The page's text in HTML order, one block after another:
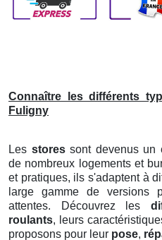
Connaître les différents
Fuligny
Les storessont devenus un
de nombreux logements et
et pratiques, ils s'adaptent à
large gamme de versions
attentes. Découvrez les
roulants, leurs
proposons pour leur pose,